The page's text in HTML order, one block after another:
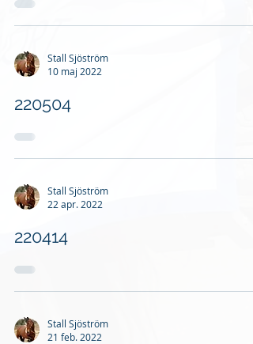
Stall Sjöström
10 maj 2022
220504
Stall Sjöström
22 apr. 2022
220414
Stall Sjöström
21 feb. 2022